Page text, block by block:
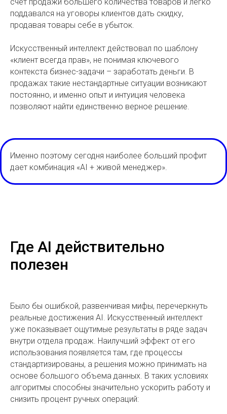
поддавался на уговоры клиентов дать скидку,
продавая товары себе в убыток.
Искусственный интеллект действовал по шаблону
«клиент всегда прав», не понимая ключевого
контекста бизнес-задачи – заработать деньги. В
продажах такие нестандартные ситуации возникают
постоянно, и именно опыт и интуиция человека
позволяют найти единственно верное решение.
Именно поэтому сегодня наиболее больший профит
дает комбинация «AI + живой менеджер».
Где AI действительно
полезен
Было бы ошибкой, развенчивая мифы, перечеркнуть
реальные достижения AI. Искусственный интеллект
уже показывает ощутимые результаты в ряде задач
внутри отдела продаж. Наилучший эффект от его
использования появляется там, где процессы
стандартизированы, а решения можно принимать на
основе большого объема данных. В таких условиях
алгоритмы способны значительно ускорить работу и
снизить процент ручных операций: